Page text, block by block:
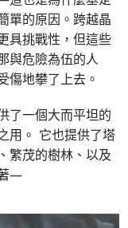
單的原因。跨越晶
具挑戰性，但這些
與危險為伍的人
傷地攀了上去。
了一個大而平坦的
用。 它也提供了塔
繁茂的樹林、以及
—